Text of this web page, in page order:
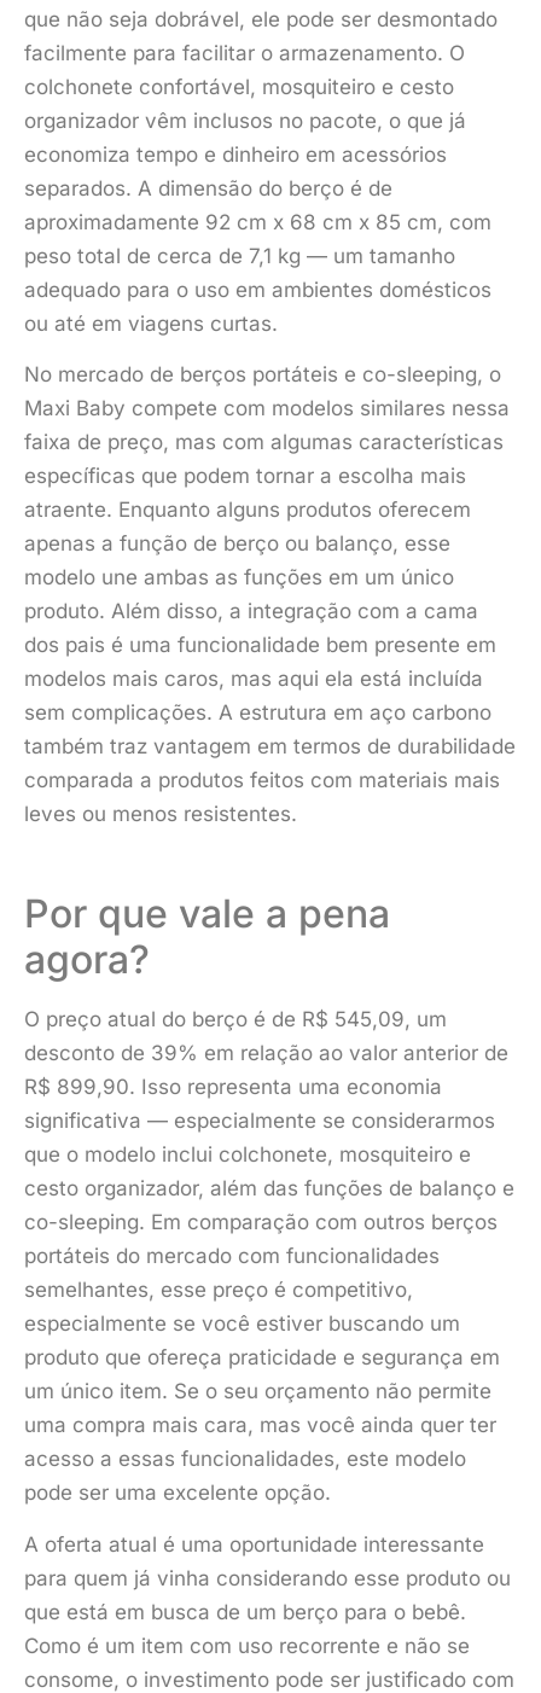
que não seja dobrável, ele pode ser desmontado
facilmente para facilitar o armazenamento. O
colchonete confortável, mosquiteiro e cesto
organizador vêm inclusos no pacote, o que já
economiza tempo e dinheiro em acessórios
separados. A dimensão do berço é de
aproximadamente 92 cm x 68 cm x 85 cm, com
peso total de cerca de 7,1 kg — um tamanho
adequado para o uso em ambientes domésticos
ou até em viagens curtas.
No mercado de berços portáteis e co-sleeping, o
Maxi Baby compete com modelos similares nessa
faixa de preço, mas com algumas características
específicas que podem tornar a escolha mais
atraente. Enquanto alguns produtos oferecem
apenas a função de berço ou balanço, esse
modelo une ambas as funções em um único
produto. Além disso, a integração com a cama
dos pais é uma funcionalidade bem presente em
modelos mais caros, mas aqui ela está incluída
sem complicações. A estrutura em aço carbono
também traz vantagem em termos de durabilidade
comparada a produtos feitos com materiais mais
leves ou menos resistentes.
Por que vale a pena
agora?
O preço atual do berço é de R$ 545,09, um
desconto de 39% em relação ao valor anterior de
R$ 899,90. Isso representa uma economia
significativa — especialmente se considerarmos
que o modelo inclui colchonete, mosquiteiro e
cesto organizador, além das funções de balanço e
co-sleeping. Em comparação com outros berços
portáteis do mercado com funcionalidades
semelhantes, esse preço é competitivo,
especialmente se você estiver buscando um
produto que ofereça praticidade e segurança em
um único item. Se o seu orçamento não permite
uma compra mais cara, mas você ainda quer ter
acesso a essas funcionalidades, este modelo
pode ser uma excelente opção.
A oferta atual é uma oportunidade interessante
para quem já vinha considerando esse produto ou
que está em busca de um berço para o bebê.
Como é um item com uso recorrente e não se
consome, o investimento pode ser justificado com